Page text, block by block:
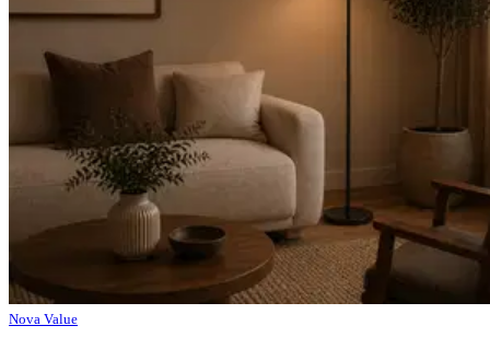
Nova Value